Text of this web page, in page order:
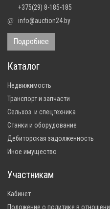
+375(29) 8-185-185
@ info@auction24.by
Подробнее
Каталог
Недвижимость
Транспорт и запчасти
Сельхоз. и спецтехника
Станки и оборудование
Дебиторская задолженность
Иное имущество
Участникам
Кабинет
Положение о политике в